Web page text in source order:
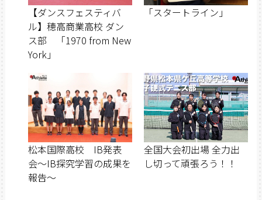
【ダンスフェスティバ
ル】穂高商業高校 ダン
ス部 「1970 from New
York」
「スタートライン」
松本国際高校 IB発表
会〜IB探究学習の成果を
報告〜
全国大会初出場 全力出
し切って頑張ろう！！